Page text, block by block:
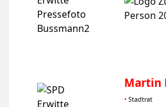
Martin
• Stadtrat